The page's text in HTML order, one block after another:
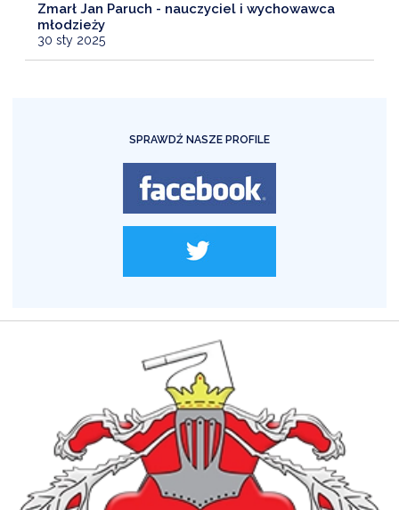
Zmarł Jan Paruch - nauczyciel i wychowawca
młodzieży
30 sty 2025
SPRAWDŹ NASZE PROFILE